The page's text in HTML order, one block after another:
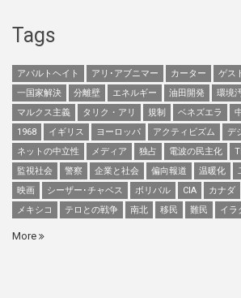
Tags
アパルトヘイト アリ･アブニマー カーター ゲス
一国家解決
分離壁 エネルギー 油田開発 環境
マルクス主義
タリク・アリ 規制 ベネズエラ
1968
イギリス ヨーロッパ アクティビズム
デ
ネットの中立性
メディア 独占 電波の民主化
監視社会
警察 企業と社会 偏向報道 温暖化
映画
シーザー･チャベス ボリバル CIA カナダ
メキシコ
テロとの戦争 南北 移民 難民 イラ
More